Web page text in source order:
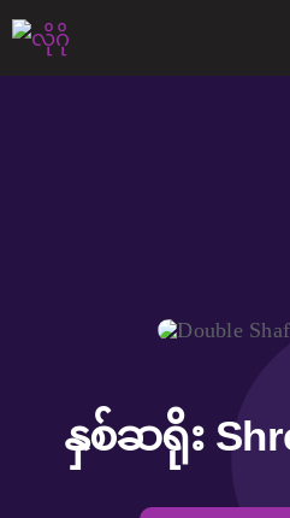
အကြောင်းအရာ
နှစ်ဆရိုး